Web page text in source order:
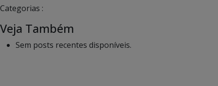
Categorias :
Veja Também
Sem posts recentes disponíveis.